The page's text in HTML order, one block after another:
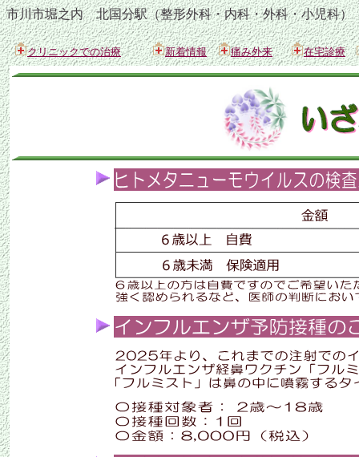
市川市堀之内 北国分駅（整形外科・内科・外科・小児科）
クリニックでの治療 新着情報 痛み外来 在宅診療